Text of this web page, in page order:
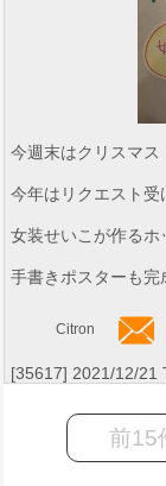
今週末はクリスマス
今年はリクエスト受
女装せいこが作る
手書きポスターも
Citron
[35617] 2021/12/21
前15